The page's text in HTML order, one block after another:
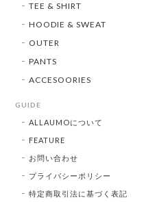
TEE & SHIRT
HOODIE & SWEAT
OUTER
PANTS
ACCESOORIES
GUIDE
ALLAUMOについて
FEATURE
お問い合わせ
プライバシーポリシー
特定商取引法に基づく表記